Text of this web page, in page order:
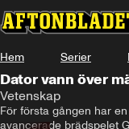
Hem Serier
Dator vann över
Vetenskap
För första gången har
avancerade brädspelet